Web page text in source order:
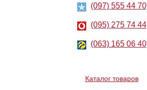
(097) 555 44 70
(095) 275 74 44
(063) 165 06 40
Каталог товаров